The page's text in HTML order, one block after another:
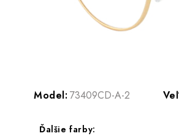
Model: 73409CD-A-2
Ďalšie farby: